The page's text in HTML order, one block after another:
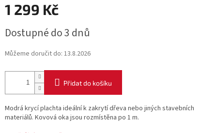
1 299 Kč
cena:
Dostupné do 3 dnů
Můžeme doručit do: 13.8.2026
Přidat do košíku
Modrá krycí plachta ideální k zakrytí dřeva nebo jiných stavebních
materiálů. Kovová oka jsou rozmístěna po 1 m.